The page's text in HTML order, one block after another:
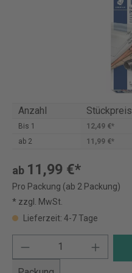
Anzahl Stückpreis
Bis 1
12,49 €*
ab 2 11,99 €*
ab 11,99 €*
Pro Packung (ab 2 Packung)
* zzgl. MwSt.
Lieferzeit: 4-7 Tage